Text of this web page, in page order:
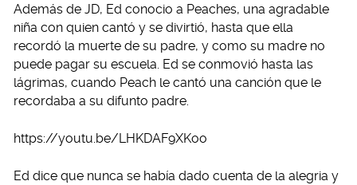
Además de JD, Ed conocio a Peaches, una agradable
niña con quien cantó y se divirtió, hasta que ella
recordó la muerte de su padre, y como su madre no
puede pagar su escuela. Ed se conmovió hasta las
lágrimas, cuando Peach le cantó una canción que le
recordaba a su difunto padre.
https://youtu.be/LHKDAF9XKoo
Ed dice que nunca se había dado cuenta de la alegria y